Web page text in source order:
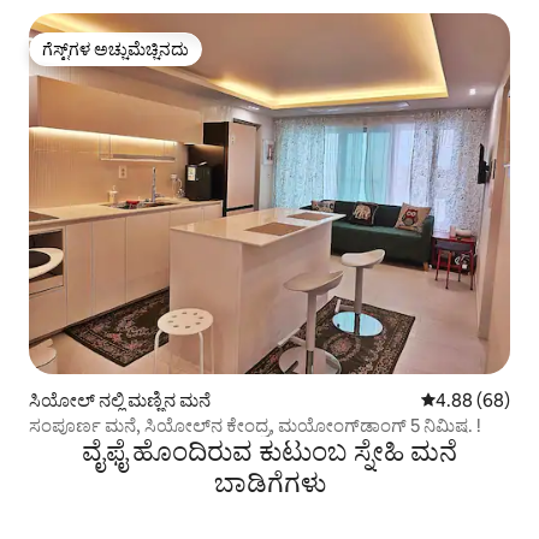
ಗೆಸ್ಟ್‌ಗಳ ಅಚ್ಚುಮೆಚ್ಚಿನದು
ಗೆಸ್ಟ್‌ಗಳ ಅಚ್ಚುಮೆಚ್ಚಿನದು
ಸಿಯೋಲ್ ನಲ್ಲಿ ಮಣ್ಣಿನ ಮನೆ 5 ರಲ್ಲಿ 4.88
4.88 (68)
ಸಂಪೂರ್ಣ ಮನೆ, ಸಿಯೋಲ್‌ನ ಕೇಂದ್ರ, ಮಯೋಂಗ್‌ಡಾಂಗ್ 5 ನಿಮಿಷ. !
ವೈಫೈ ಹೊಂದಿರುವ ಕುಟುಂಬ ಸ್ನೇಹಿ ಮನೆ
ಬಾಡಿಗೆಗಳು